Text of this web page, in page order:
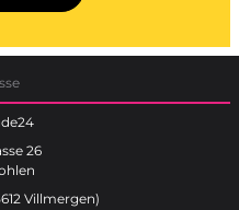
26
Villmergen)